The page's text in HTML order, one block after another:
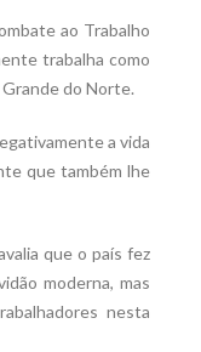
ao Trabalho
trabalha como
do Norte.
a vida
que também lhe
que o país fez
moderna, mas
nesta